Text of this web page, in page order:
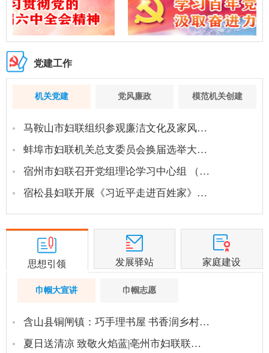
党建工作
机关党建 党风廉政 模范机关创建
马鞍山市妇联组织参观廉洁文化及家风…
蚌埠市妇联机关总支委员会换届选举大…
宿州市妇联召开党组理论学习中心组 （…
宿松县妇联开展《习近平走进百姓家》…
思想引领 发展驿站 家庭建设
巾帼大宣讲 巾帼志愿
含山县铜闸镇：巧手理书屋 书香润乡村…
夏日送清凉 致敬火焰蓝|亳州市妇联联…